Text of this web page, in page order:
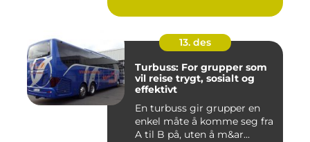
13. des
Turbuss: For grupper som
vil reise trygt, sosialt og
effektivt
En turbuss gir grupper en
enkel måte å komme seg fra
A til B på, uten å m&ar...